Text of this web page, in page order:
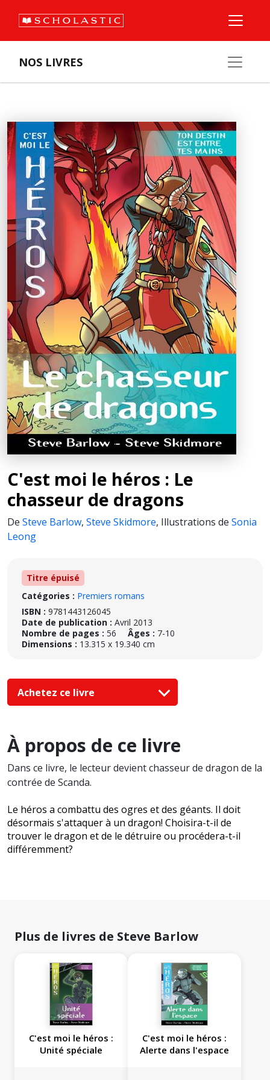
NOS LIVRES
C'est moi le héros : Le
chasseur de dragons
De Steve Barlow, Steve Skidmore, Illustrations de Sonia
Leong
Titre épuisé
Catégories : Premiers romans
ISBN : 9781443126045
Date de publication : Avril 2013
Nombre de pages : 56 Âges : 7-10
Dimensions : 13.315 x 19.340 cm
Achetez ce livre
À propos de ce livre
Dans ce livre, le lecteur devient chasseur de dragon de la
contrée de Scanda.
Le héros a combattu des ogres et des géants. Il doit
désormais s'attaquer à un dragon! Choisira-t-il de
trouver le dragon et de le détruire ou procédera-t-il
différemment?
Plus de livres de Steve Barlow
C'est moi le héros :
Unité spéciale
C'est moi le héros :
Alerte dans l'espace